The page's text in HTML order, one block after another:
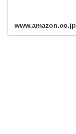
www.amazon.co.jp